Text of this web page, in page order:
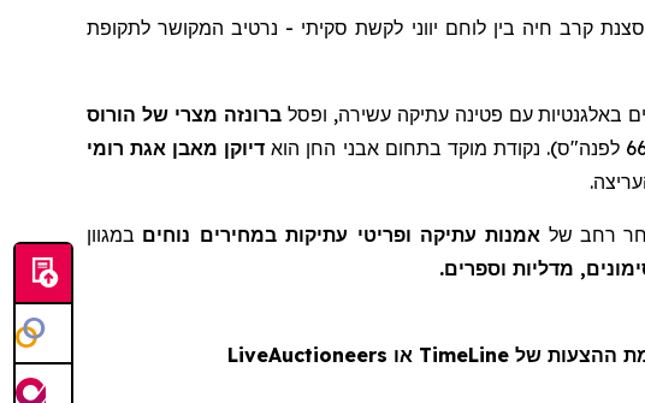
קרב חיה בין לוחם יווני לקשת סקיתי - נרטיב המקושר לתקופת
באלגנטיות עם פטינה עתיקה עשירה, ופסל ברונזה מצרי של הורוס
לפנה"ס). נקודת מוקד בתחום אבני החן הוא דיוקן מאבן אגת רומי
.
רחב של אמנות עתיקה ופריטי עתיקות במחירים נוחים במגוון
מדליות וספרים.
TimeLine או LiveAuctioneers